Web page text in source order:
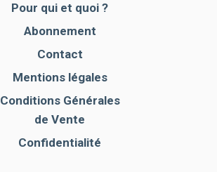
Pour qui et quoi ?
Abonnement
Contact
Mentions légales
Conditions Générales
de Vente
Confidentialité